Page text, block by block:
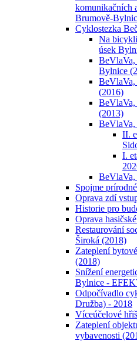
komunikačních
Brumově-
Cyklostezka
Na
úsek
Bylnice
BeVlaVa,
(2016)
BeVlaVa,
(2013)
BeVlaVa,
II.
I.
BeVlaVa,
Spojme
Oprava zdí
Historie pro
Oprava
Restaurování
Široká (2018)
Zateplení
(2018)
Snížení
Bylnice -
Odpočívadlo
Družba) - 2018
Víceúčelové
Zateplení
vybavenosti